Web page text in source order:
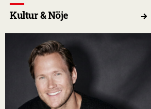
Kultur & Nöje